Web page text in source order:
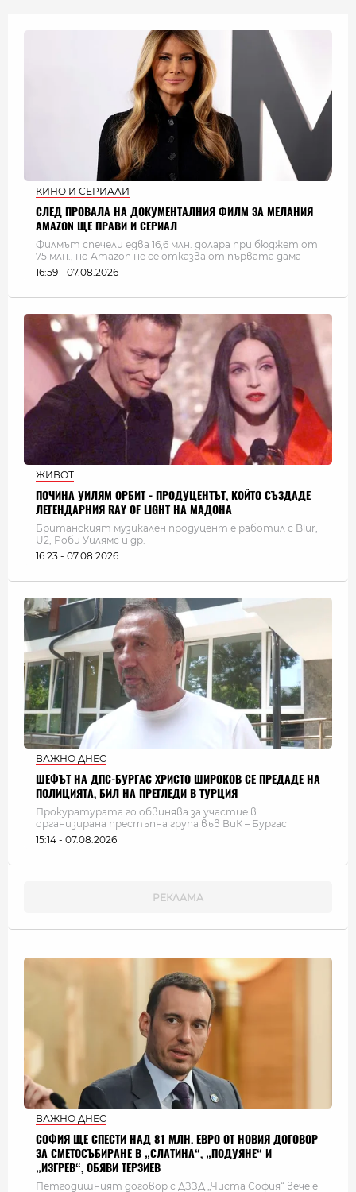
КИНО И СЕРИАЛИ
СЛЕД ПРОВАЛА НА ДОКУМЕНТАЛНИЯ ФИЛМ ЗА МЕЛАНИЯ
AMAZON ЩЕ ПРАВИ И СЕРИАЛ
Филмът спечели едва 16,6 млн. долара при бюджет от
75 млн., но Amazon не се отказва от първата дама
16:59 - 07.08.2026
ЖИВОТ
ПОЧИНА УИЛЯМ ОРБИТ - ПРОДУЦЕНТЪТ, КОЙТО СЪЗДАДЕ
ЛЕГЕНДАРНИЯ RAY OF LIGHT НА МАДОНА
Британският музикален продуцент е работил с Blur,
U2, Роби Уилямс и др.
16:23 - 07.08.2026
ВАЖНО ДНЕС
ШЕФЪТ НА ДПС-БУРГАС ХРИСТО ШИРОКОВ СЕ ПРЕДАДЕ НА
ПОЛИЦИЯТА, БИЛ НА ПРЕГЛЕДИ В ТУРЦИЯ
Прокуратурата го обвинява за участие в
организирана престъпна група във ВиК – Бургас
15:14 - 07.08.2026
ВАЖНО ДНЕС
СОФИЯ ЩЕ СПЕСТИ НАД 81 МЛН. ЕВРО ОТ НОВИЯ ДОГОВОР
ЗА СМЕТОСЪБИРАНЕ В „СЛАТИНА“, „ПОДУЯНЕ“ И
„ИЗГРЕВ“, ОБЯВИ ТЕРЗИЕВ
Петгодишният договор с ДЗЗД „Чиста София“ вече е